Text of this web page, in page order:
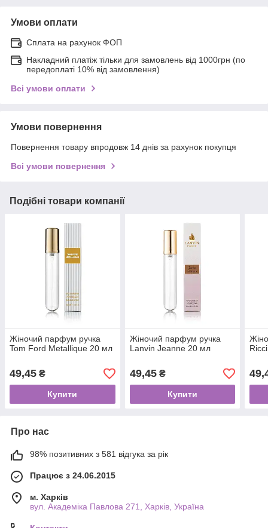
Умови оплати
Сплата на рахунок ФОП
Накладний платіж тільки для замовлень від 1000грн (по
передоплаті 10% від замовлення)
Всі умови оплати
Умови повернення
Повернення товару впродовж 14 днів за рахунок покупця
Всі умови повернення
Подібні товари компанії
Жіночий парфум ручка
Tom Ford Metallique 20 мл
49,45 ₴
Купити
Жіночий парфум ручка
Lanvin Jeanne 20 мл
49,45₴
Купити
Про нас
98% позитивних з 581 відгука за рік
Працює з 24.06.2015
м. Харків
вул. Академіка Павлова 271, Харків, Україна